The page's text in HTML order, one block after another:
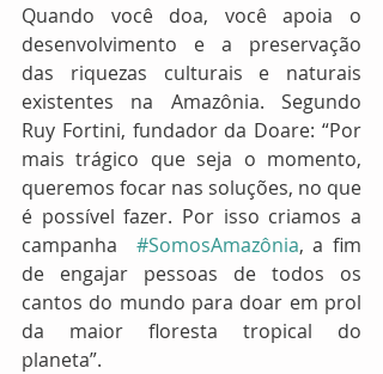
Quando você doa, você apoia o
desenvolvimento e a preservação
das riquezas culturais e naturais
existentes na Amazônia. Segundo
Ruy Fortini, fundador da Doare: “Por
mais trágico que seja o momento,
queremos focar nas soluções, no que
é possível fazer. Por isso criamos a
campanha #SomosAmazônia, a fim
de engajar pessoas de todos os
cantos do mundo para doar em prol
da maior floresta tropical do
planeta”.